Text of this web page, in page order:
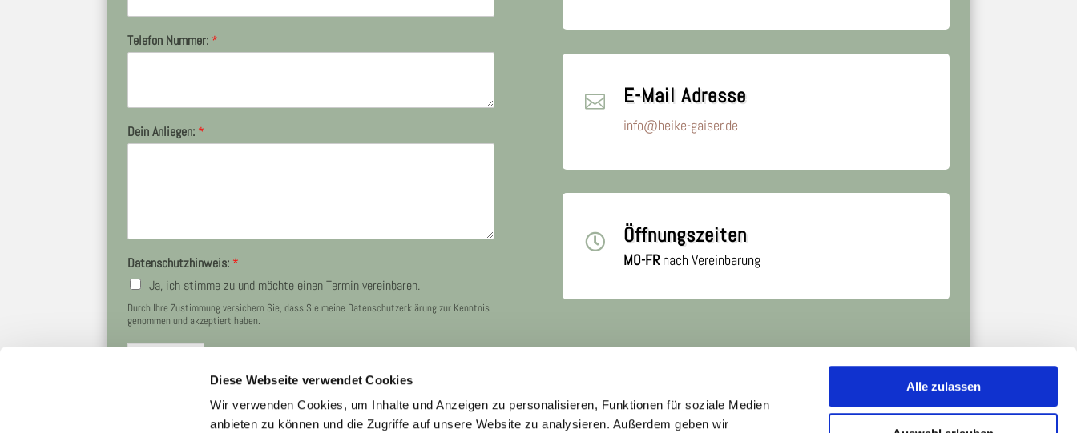
Diese Webseite verwendet Cookies
Wir verwenden Cookies, um Inhalte und Anzeigen zu personalisieren, Funktionen für soziale Medien
anbieten zu können und die Zugriffe auf unsere Website zu analysieren. Außerdem geben wir
Alle zulassen
Telefon Nummer: *
Dein Anliegen: *
Datenschutzhinweis: *
Ja, ich stimme zu und möchte einen Termin vereinbaren.
Durch Ihre Zustimmung versichern Sie, dass Sie meine Datenschutzerklärung zur Kenntnis
genommen und akzeptiert haben.
 E-Mail Adresse
info@heike-gaiser.de
 Öffnungszeiten
MO-FRnach Vereinbarung